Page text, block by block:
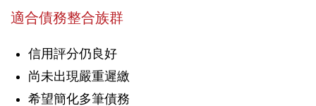
適合債務整合族群
信用評分仍良好
尚未出現嚴重遲繳
希望簡化多筆債務